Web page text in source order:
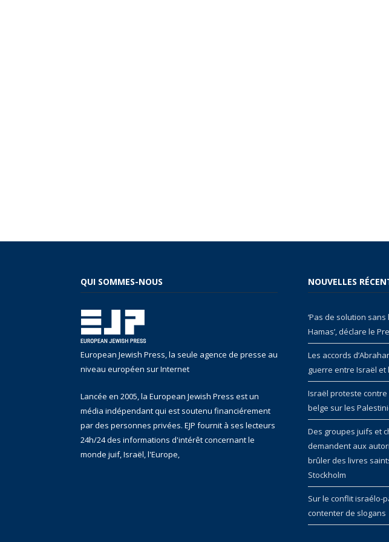
QUI SOMMES-NOUS
European Jewish Press, la seule agence de presse au
niveau européen sur Internet
Lancée en 2005, la European Jewish Press est un
média indépendant qui est soutenu financiérement
par des personnes privées. EJP fournit à ses lecteurs
24h/24 des informations d'intérêt concernant le
monde juif, Israël, l'Europe,
NOUVELLES
‘Pas de solution
Hamas’, déclare le
Les accords
guerre entre Israël et
Israël proteste contre
belge sur les
Des groupes juifs et
demandent aux
brûler des livres
Stockholm
Sur le conflit israélo-
contenter de slogans